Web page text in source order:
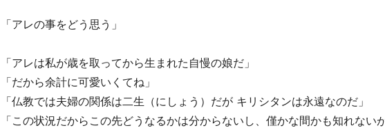
アレの事をどう思う」
アレは私が歳を取ってから生まれた自慢の娘だ」
だから余計に可愛いくてね」
仏教では夫婦の関係は二生（にしょう）だが キリシタンは永遠なのだ」
この状況だからこの先どうなるかは分からないし、僅かな間かも知れない